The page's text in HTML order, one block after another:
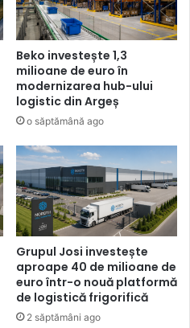
Beko investește 1,3
milioane de euro în
modernizarea hub-ului
logistic din Argeș
o săptămână ago
Grupul Josi investește
aproape 40 de milioane de
euro într-o nouă platformă
de logistică frigorifică
2 săptămâni ago